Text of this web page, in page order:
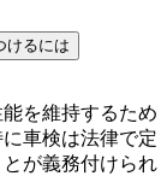
けるには
を維持するため
車検は法律で定
が義務付けられ